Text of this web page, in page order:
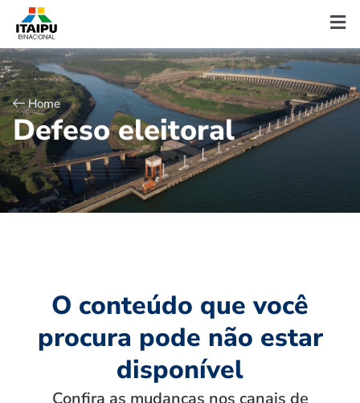
Home
Defeso eleitoral
O conteúdo que você
procura pode não estar
disponível